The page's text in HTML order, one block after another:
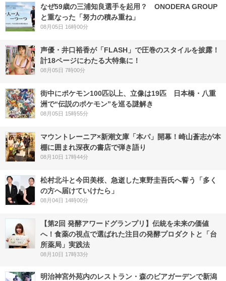
なぜ59歳の三浦知良選手を起用？ ONODERA GROUP
と重なった「努力の積み重ね」
08月05日 16時00分
声優・井口裕香が「FLASH」で圧巻のスタイルを披露！
計18ページにわたる大特集に！
08月05日 7時00分
街中にポケモン100匹以上、立像は19匹 日本橋・八重
洲で“伝説のポケモン”を巡る謎解き
08月05日 15時55分
マウントレーニア×新潮文庫「本パ」開幕！崎山蒼志が本
棚に囲まれ深夜の書店で弾き語り
08月10日 17時44分
松村北斗と今田美桜、急逝した東野圭吾氏へ誓う「多く
の方へ届けていけたら」
08月04日 14時00分
【第2回 発酵アワードグランプリ】伝統を未来の価値
へ！食薬の視点で選ばれた注目の発酵プロダクトと「台
所薬局」実践法
08月10日 17時33分
明治神宮外苑内のレストラン・森のビアガーデンで新潟